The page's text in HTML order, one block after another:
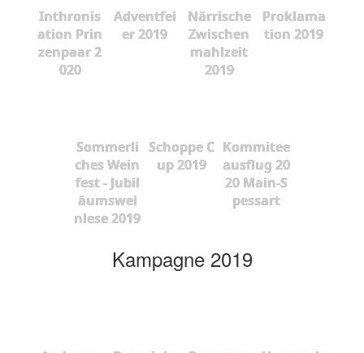
Inthronis
ation Prin
zenpaar 2
020
Adventfei
er 2019
Närrische
Zwischen
mahlzeit
2019
Proklama
tion 2019
Sommerli
ches Wein
fest - Jubil
äumswei
nlese 2019
Schoppe C
up 2019
Kommitee
ausflug 20
20 Main-S
pessart
Kampagne 2019